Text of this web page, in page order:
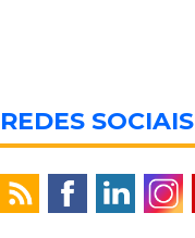
REDES SOCIAIS